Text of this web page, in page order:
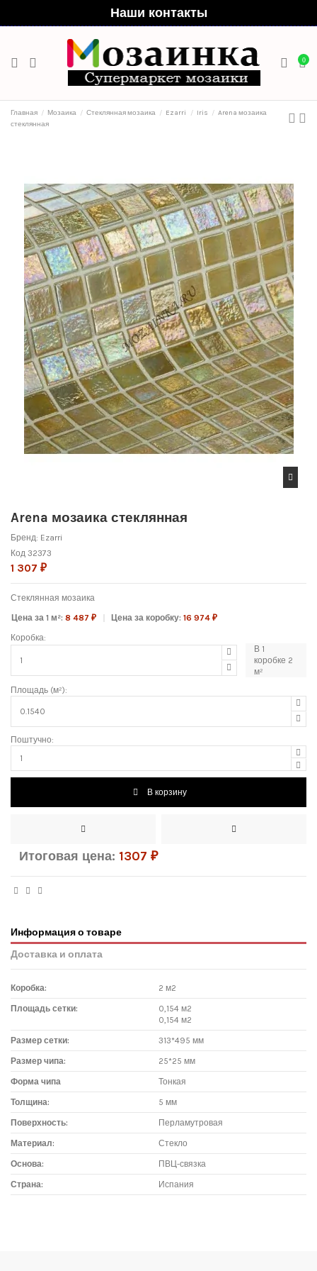
Наши контакты
0
Главная Мозаика Стеклянная мозаика Ezarri Iris
Arena мозаика
стеклянная
Arena мозаика стеклянная
Бренд: Ezarri
Код 32373
1 307 ₽
Стеклянная мозаика
Цена за 1 м²:8 487 ₽ Цена за коробку:16 974 ₽
Коробка:
В 1
коробке 2
м²
Площадь (м²):
Поштучно:
В корзину
Итоговая цена: 1307 ₽
Информация о товаре
Доставка и оплата
Коробка: 2 м2
Площадь сетки:
0,154 м2
0,154 м2
Размер сетки: 313*495 мм
Размер чипа: 25*25 мм
Форма чипа Тонкая
Толщина: 5 мм
Поверхность: Перламутровая
Материал: Стекло
Основа: ПВЦ-связка
Страна: Испания